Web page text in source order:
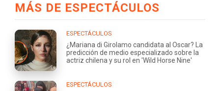
MÁS DE ESPECTÁCULOS
ESPECTÁCULOS
¿Mariana di Girolamo candidata al Oscar? La
predicción de medio especializado sobre la
actriz chilena y su rol en 'Wild Horse Nine'
ESPECTÁCULOS